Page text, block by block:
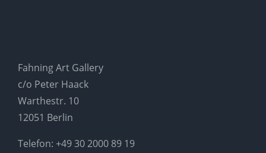
Fahning Art Gallery
c/o Peter Haack
Warthestr. 10
12051 Berlin
Telefon: +49 30 2000 89 19